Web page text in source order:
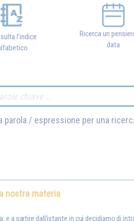
l’indice
Ricerca un
data
parola / espressione per una
nostra materia
a partire dall'istante in cui decidiamo di